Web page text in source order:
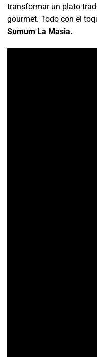
transformar un plato
gourmet. Todo con el
Sumum La Masia.